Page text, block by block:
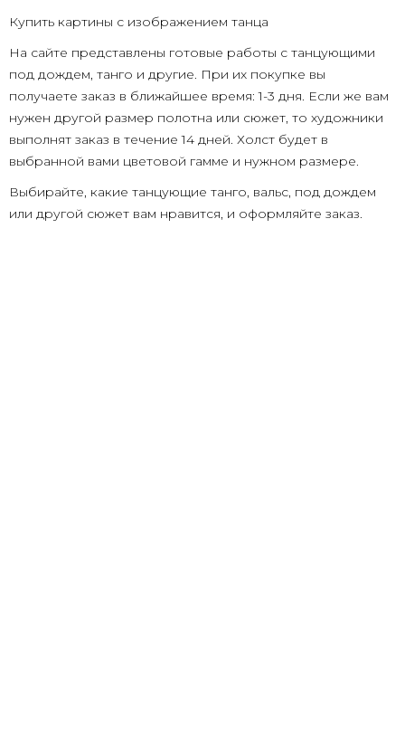
Купить картины с изображением танца
На сайте представлены готовые работы с танцующими
под дождем, танго и другие. При их покупке вы
получаете заказ в ближайшее время: 1-3 дня. Если же вам
нужен другой размер полотна или сюжет, то художники
выполнят заказ в течение 14 дней. Холст будет в
выбранной вами цветовой гамме и нужном размере.
Выбирайте, какие танцующие танго, вальс, под дождем
или другой сюжет вам нравится, и оформляйте заказ.